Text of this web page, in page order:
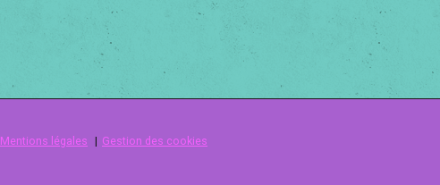
Mentions légales Gestion des cookies